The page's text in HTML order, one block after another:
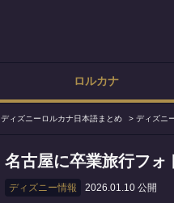
ロルカナ
ディズニーロルカナ日本語まとめ > ディズニ
名古屋に卒業旅行フォ
ディズニー情報 2026.01.10 公開